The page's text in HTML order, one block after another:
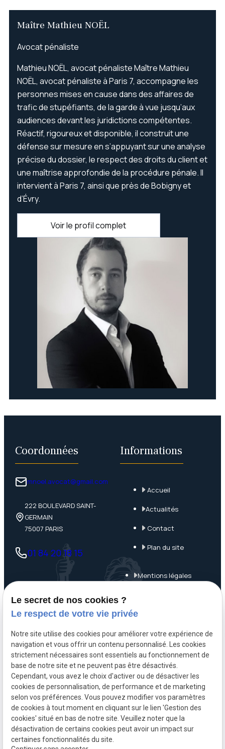
Maître Mathieu NOËL
Avocat pénaliste
Mathieu NOËL, avocat pénaliste Maître Mathieu
NOËL, avocat pénaliste à Paris 7, accompagne les
personnes mises en cause dans des affaires de
trafic de stupéfiants, de la garde à vue jusqu’aux
audiences devant les juridictions compétentes.
Réactif, rigoureux et disponible, il construit une
défense sur mesure en s’appuyant sur une analyse
précise du dossier, le respect des droits du client et
une maîtrise approfondie de la procédure pénale. Il
intervient à Paris 7, ainsi que près de Bobigny et
d’Évry.
Voir le profil complet
Coordonnées
mnoel.avocat@gmail.com
222 BOULEVARD SAINT-
GERMAIN
75007 PARIS
01 84 20 18 15
Informations
Accueil
Actualités
Contact
Plan du site
Mentions légales
A propos
Maître Mathieu NOËL, avocat pénaliste à Paris 7, assure une
défense réactive, rigoureuse et humaine en droit pénal
général, économique et d’urgence, à Paris, Bobigny et Evry.
Le secret de nos cookies ?
Le respect de votre vie privée
Notre site utilise des cookies pour améliorer votre expérience de
navigation et vous offrir un contenu personnalisé. Les cookies
strictement nécessaires sont essentiels au fonctionnement de
base de notre site et ne peuvent pas être désactivés.
Cependant, vous avez le choix d'activer ou de désactiver les
cookies de personnalisation, de performance et de marketing
selon vos préférences. Vous pouvez modifier vos paramètres
de cookies à tout moment en cliquant sur le lien 'Gestion des
cookies' situé en bas de notre site. Veuillez noter que la
désactivation de certains cookies peut avoir un impact sur
certaines fonctionnalités du site.